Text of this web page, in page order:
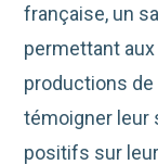
française, un
permettant
productions
témoigner leur
positifs sur